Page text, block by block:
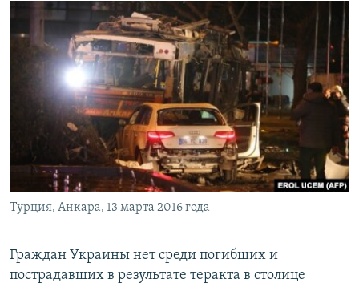
поискуИНФОГРАФИКА
ТЕЛЕПРОЕКТ КРЫМ.РЕАЛИИ
СОВЕТЫ ПРАВОЗАЩИТНИКОВ
ПРОПАВШИЕ БЕЗ ВЕСТИ
ПОБЕДИТЕЛЕЙ НЕ СУДЯТ?
КРЫМ.НЕПОКОРЕННЫЙ
ELIFBE
УКРАИНСКАЯ ПРОБЛЕМА КРЫМА
КАК ОБОЙТИ БЛОКИРОВКУ
Українською
Qırımtatar
ПРИСОЕДИНЯЙТЕСЬ!
Турция, Анкара, 13 марта 2016 года
Граждан Украины нет среди погибших и
пострадавших в результате теракта в столице